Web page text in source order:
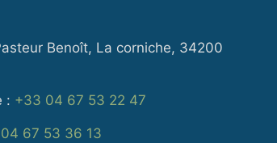
Benoît, La corniche, 34200
: +33 04 67 53 22 47
67 53 36 13